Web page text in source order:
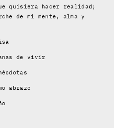
quisiera hacer realidad;
de mi mente, alma y
de vivir
abrazo